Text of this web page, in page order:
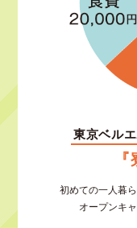
東京ベル
初めての一人暮
オープンキ